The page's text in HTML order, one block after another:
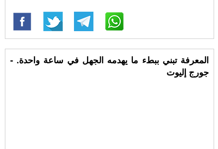
المعرفة تبني ببطء ما يهدمه الجهل في ساعة واحدة. -
جورج إليوت